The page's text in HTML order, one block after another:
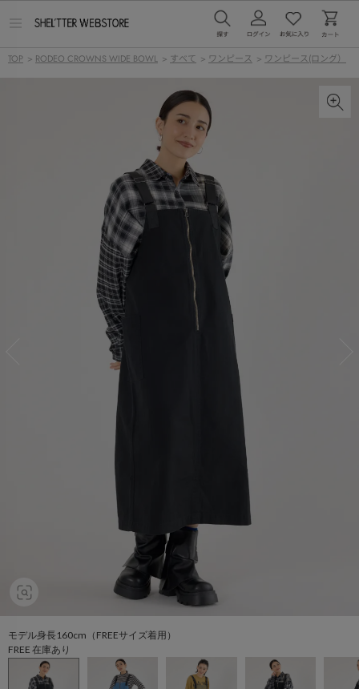
ー
TOP > RODEO CROWNS WIDE BOWL > すべて > ワンピース > ワンピース(ロング）
モデル身長160cm（FREEサイズ着用）
FREE 在庫あり